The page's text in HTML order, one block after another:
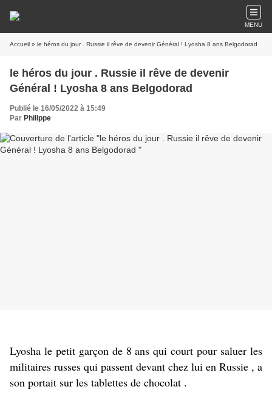
MENU
Accueil » le héros du jour . Russie il rêve de devenir Général ! Lyosha 8 ans Belgodorad
le héros du jour . Russie il rêve de devenir
Général ! Lyosha 8 ans Belgodorad
Publié le 16/05/2022 à 15:49
Par Philippe
Lyosha le petit garçon de 8 ans qui court pour saluer les
militaires russes qui passent devant chez lui en Russie , a
son portait sur les tablettes de chocolat .